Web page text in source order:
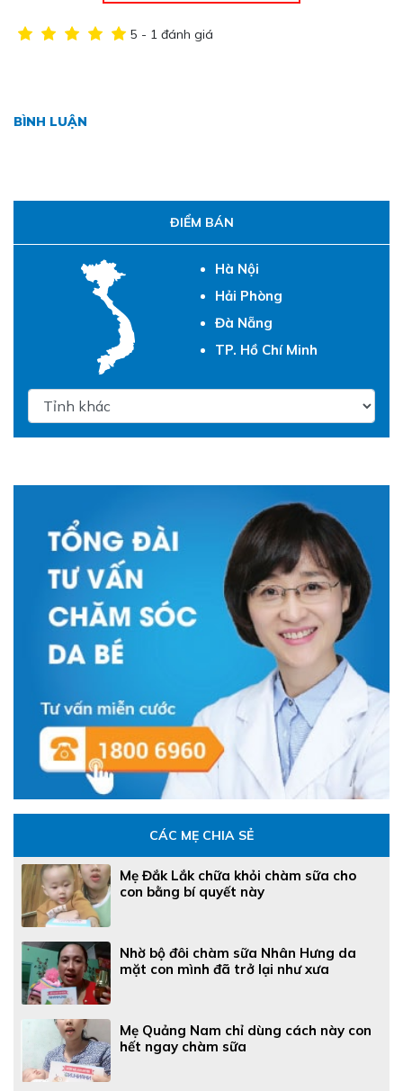
5 - 1 đánh giá
BÌNH LUẬN
ĐIỂM BÁN
Hà Nội
Hải Phòng
Đà Nẵng
TP. Hồ Chí Minh
CÁC MẸ CHIA SẺ
Mẹ Đắk Lắk chữa khỏi chàm sữa cho
con bằng bí quyết này
Nhờ bộ đôi chàm sữa Nhân Hưng da
mặt con mình đã trở lại như xưa
Mẹ Quảng Nam chỉ dùng cách này con
hết ngay chàm sữa